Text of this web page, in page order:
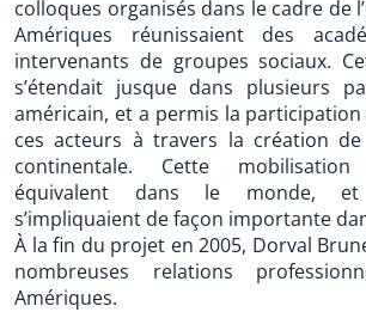
colloques organisés dans le cadre de
Amériques réunissaient des
intervenants de groupes sociaux.
s’étendait jusque dans plusieurs
américain, et a permis la
ces acteurs à travers la création de
continentale. Cette
équivalent dans le monde,
s’impliquaient de façon importante
À la fin du projet en 2005, Dorval
nombreuses relations
Amériques.